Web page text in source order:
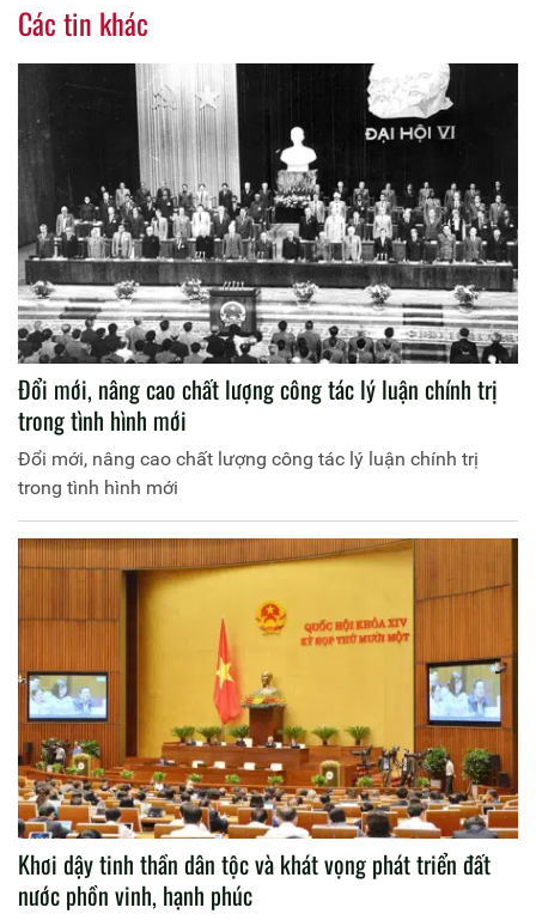
Các tin khác
Đổi mới, nâng cao chất lượng công tác lý luận chính trị
trong tình hình mới
Đổi mới, nâng cao chất lượng công tác lý luận chính trị
trong tình hình mới
Khơi dậy tinh thần dân tộc và khát vọng phát triển đất
nước phồn vinh, hạnh phúc